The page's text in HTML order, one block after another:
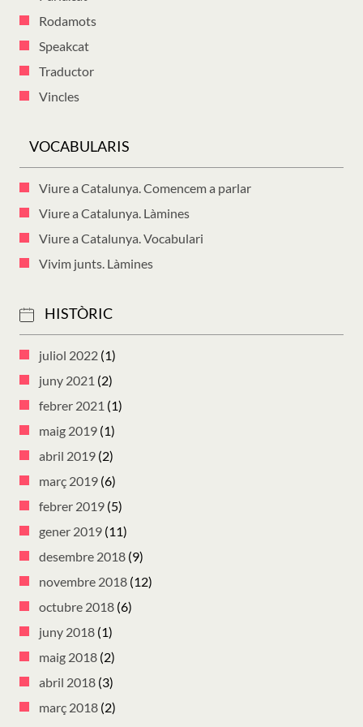
Rodamots
Speakcat
Traductor
Vincles
VOCABULARIS
Viure a Catalunya. Comencem a parlar
Viure a Catalunya. Làmines
Viure a Catalunya. Vocabulari
Vivim junts. Làmines
HISTÒRIC
juliol 2022 (1)
juny 2021 (2)
febrer 2021 (1)
maig 2019 (1)
abril 2019 (2)
març 2019 (6)
febrer 2019 (5)
gener 2019 (11)
desembre 2018 (9)
novembre 2018 (12)
octubre 2018 (6)
juny 2018 (1)
maig 2018 (2)
abril 2018 (3)
març 2018 (2)